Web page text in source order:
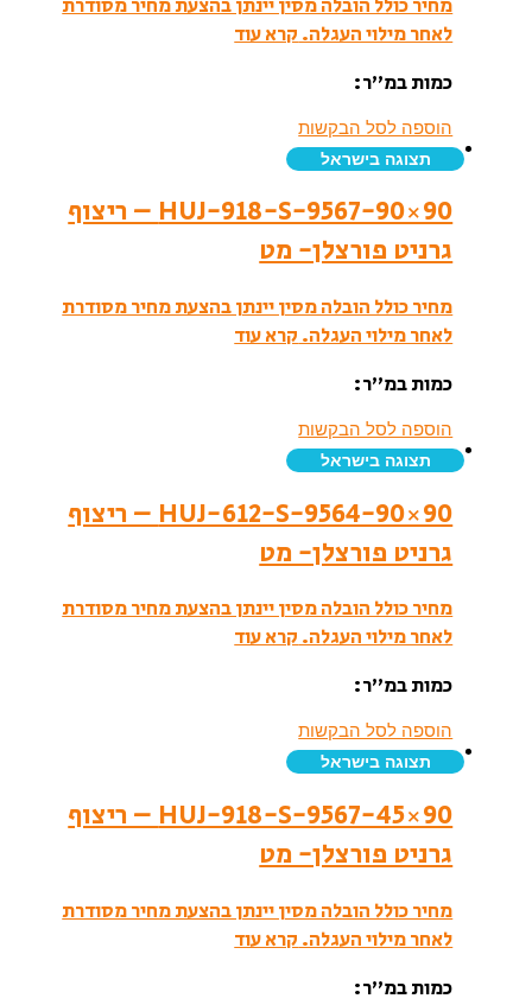
לאחר מילוי העגלה. קרא עוד
כמות במ”ר:
הוספה לסל הבקשות
תצוגה בישראל
HUJ-918-S-9567-90×90 – ריצוף
גרניט פורצלן- מט
מחיר כולל הובלה מסין יינתן בהצעת מחיר מסודרת
לאחר מילוי העגלה.קרא עוד
כמות במ”ר:
הוספה לסל הבקשות
תצוגה בישראל
HUJ-612-S-9564-90×90 – ריצוף
גרניט פורצלן- מט
מחיר כולל הובלה מסין יינתן בהצעת מחיר מסודרת
לאחר מילוי העגלה.קרא עוד
כמות במ”ר:
הוספה לסל הבקשות
תצוגה בישראל
HUJ-918-S-9567-45×90 – ריצוף
גרניט פורצלן- מט
מחיר כולל הובלה מסין יינתן בהצעת מחיר מסודרת
לאחר מילוי העגלה. קרא עוד
כמות במ”ר: